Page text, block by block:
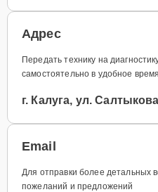
Адрес
Передать технику на
самостоятельно в удобное время
г. Калуга, ул.
Email
Для отправки более детальных
пожеланий и предложений